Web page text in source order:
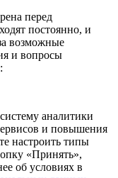
перед
постоянно, и
возможные
и вопросы
аналитики
и повышения
настроить типы
«Принять»,
об условиях в